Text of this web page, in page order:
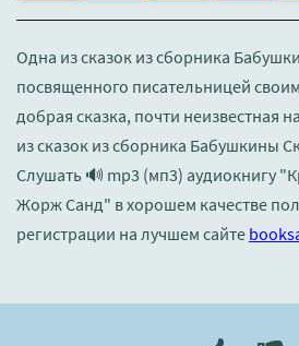
Одна из сказок из сборника
посвященного писательницей
добрая сказка, почти неизвестная
из сказок из сборника Бабушкины
Слушать 🔊 mp3 (мп3) аудиокнигу
Жорж Санд" в хорошем качестве
регистрации на лучшем сайте